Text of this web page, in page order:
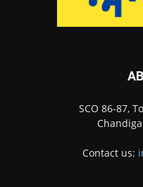
SCO 86-87,
Contact us: